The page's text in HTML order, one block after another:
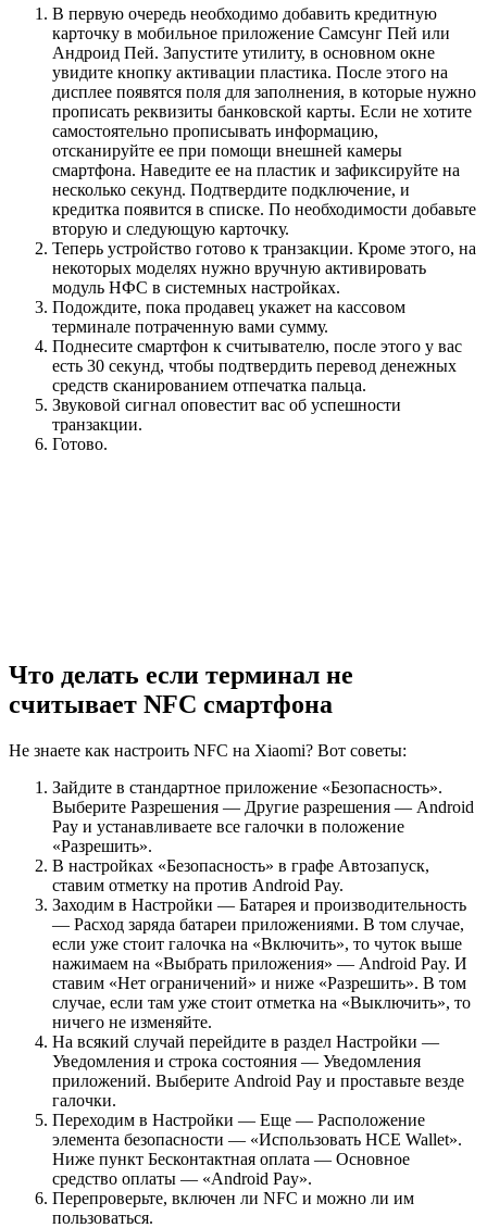
В первую очередь необходимо добавить кредитную
карточку в мобильное приложение Самсунг Пей или
Андроид Пей. Запустите утилиту, в основном окне
увидите кнопку активации пластика. После этого на
дисплее появятся поля для заполнения, в которые нужно
прописать реквизиты банковской карты. Если не хотите
самостоятельно прописывать информацию,
отсканируйте ее при помощи внешней камеры
смартфона. Наведите ее на пластик и зафиксируйте на
несколько секунд. Подтвердите подключение, и
кредитка появится в списке. По необходимости добавьте
вторую и следующую карточку.
Теперь устройство готово к транзакции. Кроме этого, на
некоторых моделях нужно вручную активировать
модуль НФС в системных настройках.
Подождите, пока продавец укажет на кассовом
терминале потраченную вами сумму.
Поднесите смартфон к считывателю, после этого у вас
есть 30 секунд, чтобы подтвердить перевод денежных
средств сканированием отпечатка пальца.
Звуковой сигнал оповестит вас об успешности
транзакции.
Готово.
Что делать если терминал не
считывает NFC смартфона
Не знаете как настроить NFC на Xiaomi? Вот советы:
Зайдите в стандартное приложение «Безопасность».
Выберите Разрешения — Другие разрешения — Android
Pay и устанавливаете все галочки в положение
«Разрешить».
В настройках «Безопасность» в графе Автозапуск,
ставим отметку на против Android Pay.
Заходим в Настройки — Батарея и производительность
— Расход заряда батареи приложениями. В том случае,
если уже стоит галочка на «Включить», то чуток выше
нажимаем на «Выбрать приложения» — Android Pay. И
ставим «Нет ограничений» и ниже «Разрешить». В том
случае, если там уже стоит отметка на «Выключить», то
ничего не изменяйте.
На всякий случай перейдите в раздел Настройки —
Уведомления и строка состояния — Уведомления
приложений. Выберите Android Pay и проставьте везде
галочки.
Переходим в Настройки — Еще — Расположение
элемента безопасности — «Использовать HCE Wallet».
Ниже пункт Бесконтактная оплата — Основное
средство оплаты — «Android Pay».
Перепроверьте, включен ли NFC и можно ли им
пользоваться.